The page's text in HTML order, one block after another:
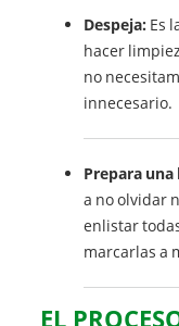
Despeja: Es
hacer
no
innecesario.
Prepara una
a no olvidar
enlistar
marcarlas a
EL